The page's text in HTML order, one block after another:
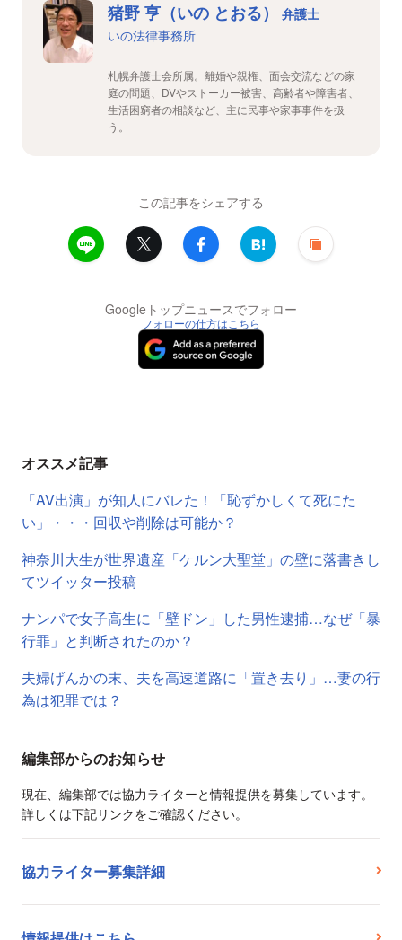
猪野 亨（いの とおる）
弁護士
いの法律事務所
札幌弁護士会所属。離婚や親権、面会交流などの家
庭の問題、DVやストーカー被害、高齢者や障害者、
生活困窮者の相談など、主に民事や家事事件を扱
う。
この記事をシェアする
Googleトップニュースでフォロー
フォローの仕方はこちら
オススメ記事
「AV出演」が知人にバレた！「恥ずかしくて死にた
い」・・・回収や削除は可能か？
神奈川大生が世界遺産「ケルン大聖堂」の壁に落書きし
てツイッター投稿
ナンパで女子高生に「壁ドン」した男性逮捕…なぜ「暴
行罪」と判断されたのか？
夫婦げんかの末、夫を高速道路に「置き去り」…妻の行
為は犯罪では？
編集部からのお知らせ
現在、編集部では協力ライターと情報提供を募集しています。
詳しくは下記リンクをご確認ください。
協力ライター募集詳細